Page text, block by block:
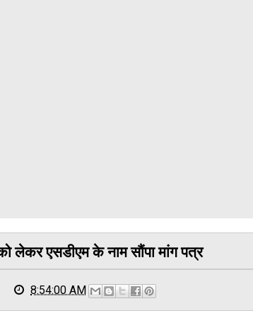
लेकर एसडीएम के नाम सौंपा मांग पत्र
8:54:00 AM